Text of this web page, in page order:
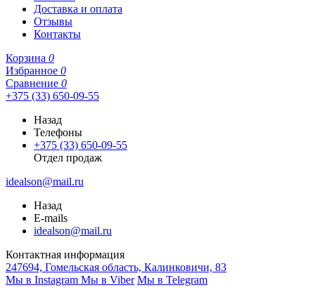
Доставка и оплата
Отзывы
Контакты
Корзина 0
Избранное 0
Сравнение 0
+375 (33) 650-09-55
Назад
Телефоны
+375 (33) 650-09-55
Отдел продаж
idealson@mail.ru
Назад
E-mails
idealson@mail.ru
Контактная информация
247694, Гомельская область, Калинковичи, 83
Мы в Instagram Мы в Viber Мы в Telegram